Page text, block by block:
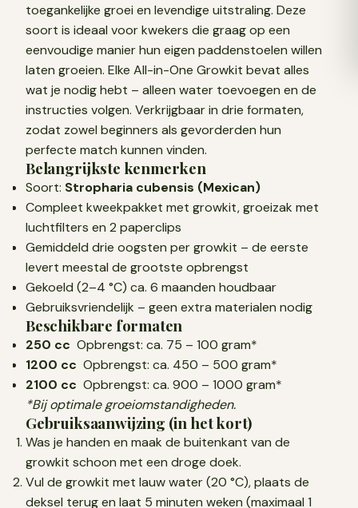
toegankelijke groei en levendige uitstraling. Deze
soort is ideaal voor kwekers die graag op een
eenvoudige manier hun eigen paddenstoelen willen
laten groeien. Elke All-in-One Growkit bevat alles
wat je nodig hebt – alleen water toevoegen en de
instructies volgen. Verkrijgbaar in drie formaten,
zodat zowel beginners als gevorderden hun
perfecte match kunnen vinden.
Belangrijkste kenmerken
Soort: Stropharia cubensis (Mexican)
Compleet kweekpakket met growkit, groeizak met
luchtfilters en 2 paperclips
Gemiddeld drie oogsten per growkit – de eerste
levert meestal de grootste opbrengst
Gekoeld (2–4 °C) ca. 6 maanden houdbaar
Gebruiksvriendelijk – geen extra materialen nodig
Beschikbare formaten
250 cc Opbrengst: ca. 75 – 100 gram*
1200 cc Opbrengst: ca. 450 – 500 gram*
2100 cc Opbrengst: ca. 900 – 1000 gram*
*Bij optimale groeiomstandigheden.
Gebruiksaanwijzing (in het kort)
Was je handen en maak de buitenkant van de
growkit schoon met een droge doek.
Vul de growkit met lauw water (20 °C), plaats de
deksel terug en laat 5 minuten weken (maximaal 1